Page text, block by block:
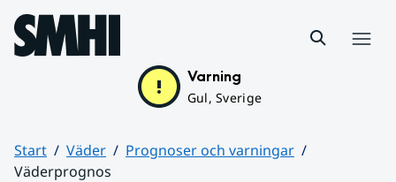
Hoppa till sidans innehåll
Varning
Gul, Sverige
Start Väder
Prognoser och varningar
Väderprognos